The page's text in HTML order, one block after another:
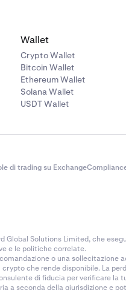
Wallet
Crypto Wallet
Bitcoin Wallet
Ethereum Wallet
Solana Wallet
USDT Wallet
di trading su Exchange
Solutions Limited, che
e le politiche correlate.
o una sollecitazione
che rende disponibile. La
di fiducia per verificare la
seconda della giurisdizione e